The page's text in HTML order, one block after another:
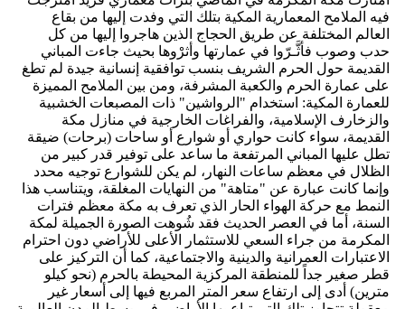
فيه الملامح المعمارية المكية بتلك التي وفدت إليها من بقاع
العالم المختلفة عن طريق الحجاج الذين هاجروا إليها من كل
حدب وصوب فأثَّـرّوا في عمارتها وأثرْوها بحيث جاءت المباني
القديمة حول الحرم الشريف بنسب توافقية إنسانية جيدة لم تطغ
على عمارة الحرم والكعبة المشرفة، ومن بين الملامح المميزة
للعمارة المكية: استخدام "الرواشين" ذات المصبعات الخشبية
والزخارف الإسلامية، والفراغات الخارجية في منازل مكة
القديمة، سواء كانت حواري أو شوارع أو ساحات (برحات) ضيقة
تطل عليها المباني المرتفعة ما ساعد على توفير قدر كبير من
الظلال في معظم ساعات النهار، لم يكن للشوارع توجيه محدد
وإنما كانت عبارة عن "متاهة" من النهايات المغلقة، ويتناسب هذا
النمط مع حركة الهواء الحار الذي تعرف به مكة معظم فترات
السنة، أما في العصر الحديث فقد شُوهت الصورة الجميلة لمكة
المكرمة من جراء السعي للاستثمار الأعلى للأراضي دون احترام
الاعتبارات العمرانية والدينية والاجتماعية، كما أن التركيز على
قطر صغير جداً للمنطقة المركزية المحيطة بالحرم (نحو كيلو
مترين) أدى إلى ارتفاع سعر المتر المربع فيها إلى أسعار غير